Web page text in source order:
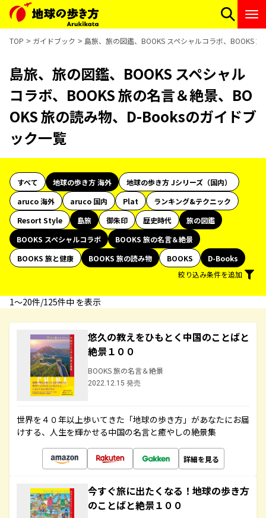
TOP ガイドブック 島旅、旅の図鑑、BOOKS スペシャルコラボ、BOOKS
島旅、旅の図鑑、BOOKS スペシャル
コラボ、BOOKS 旅の名言＆絶景、BO
OKS 旅の読み物、D-Booksのガイドブ
ック一覧
すべて 地球の歩き方 海外
地球の歩き方 Jシリーズ（国内）
aruco 海外
aruco 国内 Plat
ランキング&テクニック
Resort Style
島旅 御朱印 歴史時代
旅の図鑑
BOOKS スペシャルコラボ
BOOKS 旅の名言＆絶景
BOOKS 旅と健康
BOOKS 旅の読み物 BOOKS
D-Books
絞り込み条件を追加
1〜20件/125件中 を表示
悠久の教えをひもとく中国のことばと
絶景１００
BOOKS 旅の名言＆絶景
2022.12.15 発売
世界を４０年以上歩いてきた「地球の歩き方」があなたにお届
けする、人生を輝かせる中国の名言と癒やしの絶景集
詳細を見る
今すぐ旅に出たくなる！地球の歩き方
のことばと絶景１００